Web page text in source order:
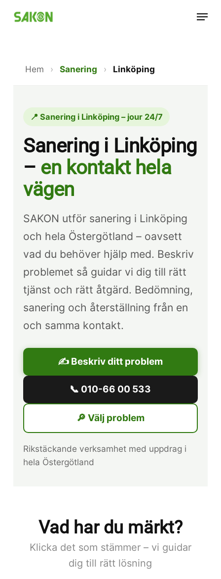
Skip
Menu
Hem › Sanering › Linköping
📍 Sanering i Linköping – jour 24/7
Sanering i Linköping
– en kontakt hela
vägen
SAKON utför sanering i Linköping
och hela Östergötland – oavsett
vad du behöver hjälp med. Beskriv
problemet så guidar vi dig till rätt
tjänst och rätt åtgärd. Bedömning,
sanering och återställning från en
och samma kontakt.
✍️ Beskriv ditt problem
📞 010-66 00 533
🔎 Välj problem
Rikstäckande verksamhet med uppdrag i
hela Östergötland
Vad har du märkt?
Klicka det som stämmer – vi guidar
dig till rätt lösning